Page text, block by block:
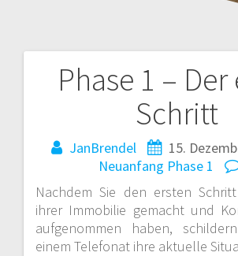
Phase 1 – Der
Schritt
JanBrendel
15.
Neuanfang Phase 1
Nachdem Sie den ersten
ihrer Immobilie gemacht und
aufgenommen haben,
einem Telefonat ihre aktuelle